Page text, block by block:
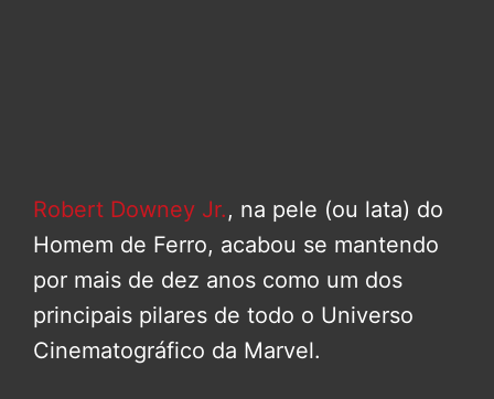
Robert Downey Jr., na pele (ou lata) do
Homem de Ferro, acabou se mantendo
por mais de dez anos como um dos
principais pilares de todo o Universo
Cinematográfico da Marvel.